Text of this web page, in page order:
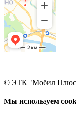
© ЭТК "Мобил Плюс"
Мы используем